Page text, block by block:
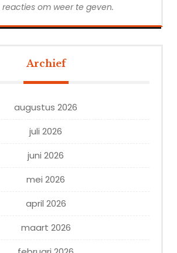
reacties om weer te geven.
Archief
augustus 2026
juli 2026
juni 2026
mei 2026
april 2026
maart 2026